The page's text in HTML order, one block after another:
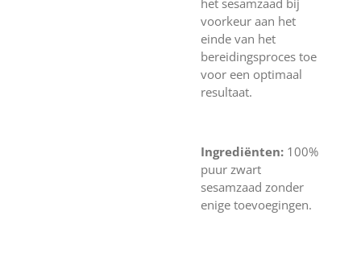
voorkeur aan het
einde van het
bereidingsproces toe
voor een optimaal
resultaat.
Ingrediënten: 100%
puur zwart
sesamzaad zonder
enige toevoegingen.